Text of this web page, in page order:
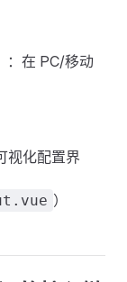
：在 PC/移动
视化配置界
）